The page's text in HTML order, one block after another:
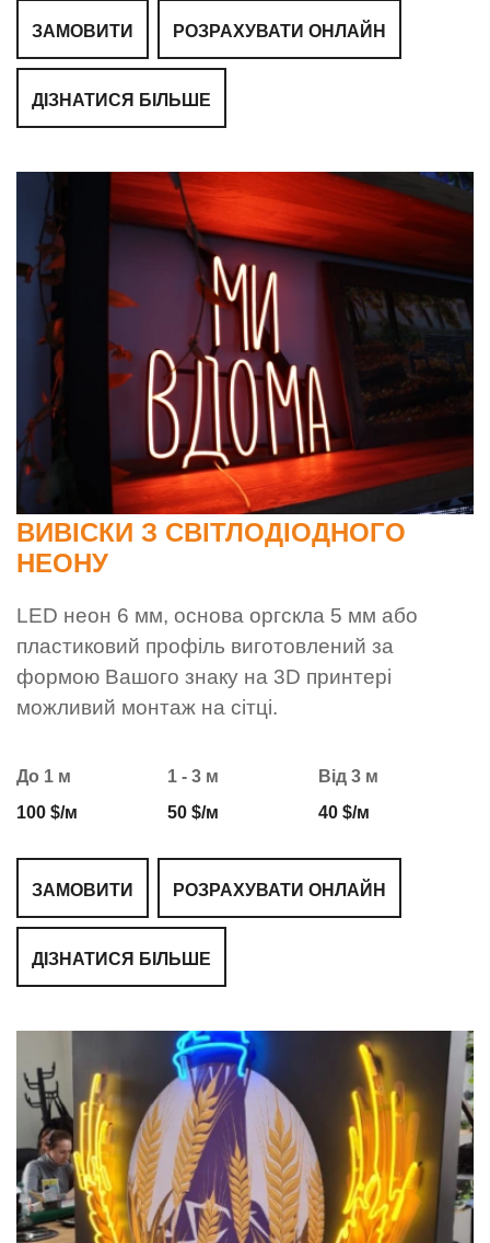
ЗАМОВИТИ РОЗРАХУВАТИ ОНЛАЙН
ДІЗНАТИСЯ БІЛЬШЕ
ВИВІСКИ З СВІТЛОДІОДНОГО
НЕОНУ
LED неон 6 мм, основа оргскла 5 мм або
пластиковий профіль виготовлений за
формою Вашого знаку на 3D принтері
можливий монтаж на сітці.
До 1 м
100 $/м
1 - 3 м
50 $/м
Від 3 м
40 $/м
ЗАМОВИТИ РОЗРАХУВАТИ ОНЛАЙН
ДІЗНАТИСЯ БІЛЬШЕ